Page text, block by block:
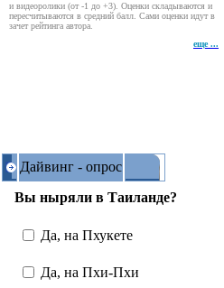
и видеоролики (от -1 до +3). Оценки складываются и
пересчитываются в средний балл. Сами оценки идут в
зачет рейтинга автора.
еще ...
Дайвинг - опрос
Вы ныряли в Таиланде?
Да, на Пхукете
Да, на Пхи-Пхи